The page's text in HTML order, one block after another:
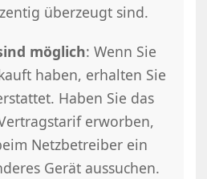
überzeugt sind.
möglich: Wenn Sie
haben, erhalten Sie
Haben Sie das
erworben,
Netzbetreiber ein
Gerät aussuchen.